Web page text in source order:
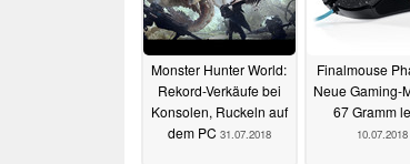
Monster Hunter World:
Rekord-Verkäufe bei
Konsolen, Ruckeln auf
dem PC 31.07.2018
Finalmouse
Neue Gaming-
67 Gramm
10.07.2018